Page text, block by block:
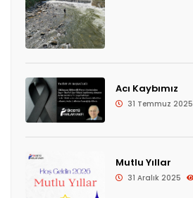
Acı Kaybımız
31 Temmuz 2025
Mutlu Yıllar
31 Aralık 2025